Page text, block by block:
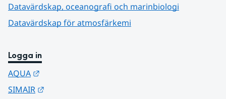
Datavärdskap, oceanografi och marinbiologi
Datavärdskap för atmosfärkemi
Logga in
AQUA
SIMAIR